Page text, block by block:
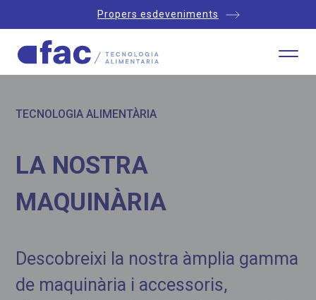
Propers esdeveniments
TECNOLOGIA ALIMENTÀRIA
LA NOSTRA
MAQUINÀRIA
Descobreixi la nostra àmplia gamma
de maquinària i accessoris,